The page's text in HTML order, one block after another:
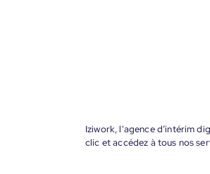
Iziwork, l'agence d’intérim
clic et accédez à tous nos